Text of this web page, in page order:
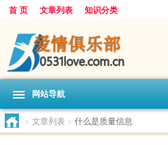
首 页 文章列表 知识分类
网站导航
> 文章列表 > 什么是质量信息